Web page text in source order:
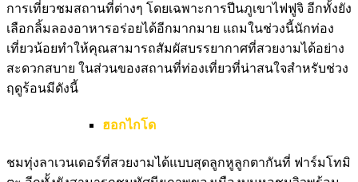
การเที่ยวชมสถานที่ต่างๆ โดยเฉพาะการปีนภูเขาไฟฟูจิ อีกทั้งยัง
เลือกลิ้มลองอาหารอร่อยได้อีกมากมาย แถมในช่วงนี้นักท่อง
เที่ยวน้อยทำให้คุณสามารถสัมผัสบรรยากาศที่สวยงามได้อย่าง
สะดวกสบาย ในส่วนของสถานที่ท่องเที่ยวที่น่าสนใจสำหรับช่วง
ฤดูร้อนมีดังนี้
ฮอกไกโด
ชมทุ่งลาเวนเดอร์ที่สวยงามได้แบบสุดลูกหูลูกตากันที่ ฟาร์มโทมิ